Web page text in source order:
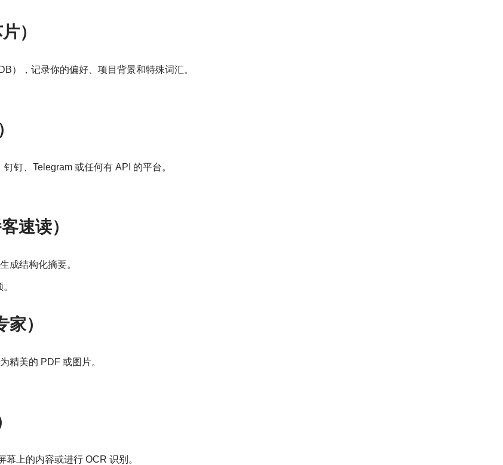
）
），记录你的偏好、项目背景和特殊词汇。
钉、Telegram 或任何有 API 的平台。
速读）
成结构化摘要。
）
精美的 PDF 或图片。
上的内容或进行 OCR 识别。